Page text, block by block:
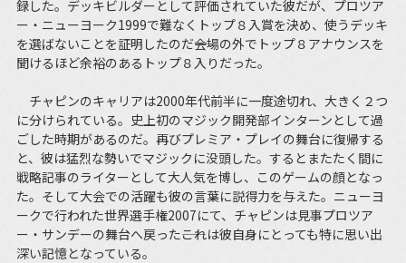
録した。デッキビルダーとして評価されていた彼だが、プロツア
ー・ニューヨーク1999で難なくトップ８入賞を決め、使うデッキ
を選ばないことを証明したのだ――会場の外でトップ８アナウンスを
聞けるほど余裕のあるトップ８入りだった。
チャピンのキャリアは2000年代前半に一度途切れ、大きく２つ
に分けられている。史上初のマジック開発部インターンとして過
ごした時期があるのだ。再びプレミア・プレイの舞台に復帰する
と、彼は猛烈な勢いでマジックに没頭した。するとまたたく間に
戦略記事のライターとして大人気を博し、このゲームの顔となっ
た。そして大会での活躍も彼の言葉に説得力を与えた。ニューヨ
ークで行われた世界選手権2007にて、チャピンは見事プロツア
ー・サンデーの舞台へ戻った――これは彼自身にとっても特に思い出
深い記憶となっている。